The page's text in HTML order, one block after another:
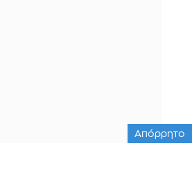
Απόρρητο